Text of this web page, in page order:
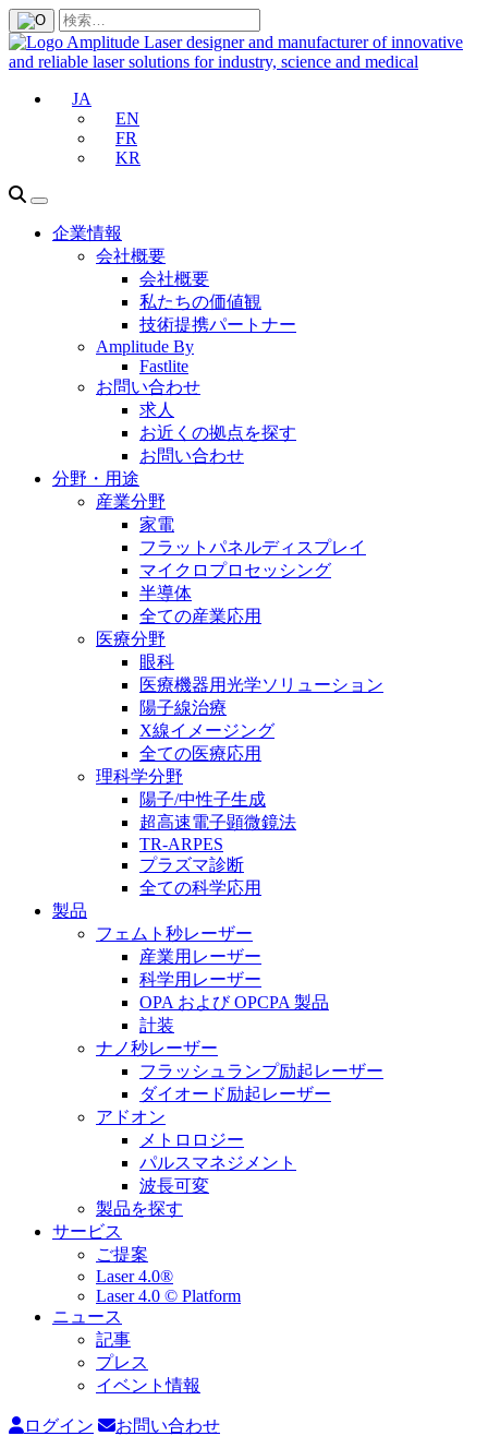
JA
EN
FR
KR
企業情報
会社概要
会社概要
私たちの価値観
技術提携パートナー
Amplitude By
Fastlite
お問い合わせ
求人
お近くの拠点を探す
お問い合わせ
分野・用途
産業分野
家電
フラットパネルディスプレイ
マイクロプロセッシング
半導体
全ての産業応用
医療分野
眼科
医療機器用光学ソリューション
陽子線治療
X線イメージング
全ての医療応用
理科学分野
陽子/中性子生成
超高速電子顕微鏡法
TR-ARPES
プラズマ診断
全ての科学応用
製品
フェムト秒レーザー
産業用レーザー
科学用レーザー
OPA および OPCPA 製品
計装
ナノ秒レーザー
フラッシュランプ励起レーザー
ダイオード励起レーザー
アドオン
メトロロジー
パルスマネジメント
波長可変
製品を探す
サービス
ご提案
Laser 4.0®
Laser 4.0 © Platform
ニュース
記事
プレス
イベント情報
ログイン お問い合わせ